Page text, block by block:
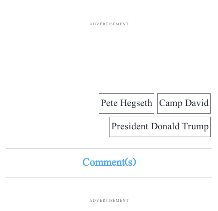
ADVERTISEMENT
Camp David
Pete Hegseth
President Donald Trump
Comment(s)
ADVERTISEMENT